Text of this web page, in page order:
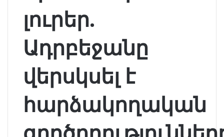
լուրեր.
Ադրբեջանը
վերսկսել է
հարձակողական